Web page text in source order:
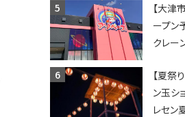
ップ・
設の駐
要チェ
【大津
ープン
クレー
ってく
賀2店
【夏祭
ン玉シ
レセン